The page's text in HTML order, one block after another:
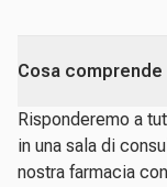
Cosa
Risponderemo a
in una sala di
nostra farmacia